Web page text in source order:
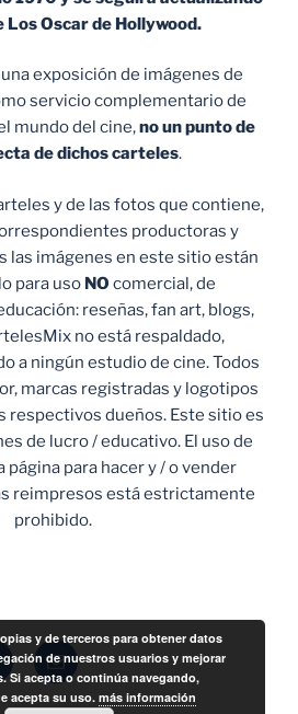
Los Oscar de Hollywood.
exposición de imágenes de
servicio complementario de
mundo del cine,no un punto de
de dichos carteles.
y de las fotos que contiene,
productoras y
las imágenes en este sitio están
para uso NO comercial, de
reseñas, fan art, blogs,
no está respaldado,
a ningún estudio de cine. Todos
marcas registradas y logotipos
respectivos dueños. Este sitio es
de lucro / educativo. El uso de
página para hacer y / o vender
reimpresos está estrictamente
prohibido.
Correo
electrónico
y de terceros para obtener datos
de nuestros usuarios y mejorar
Si acepta o continúa navegando,
acepta su uso.más información